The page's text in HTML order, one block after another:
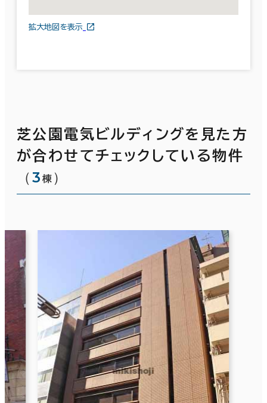
拡大地図を表示
芝公園電気ビルディングを見た方
が合わせてチェックしている物件
（3 棟 ）